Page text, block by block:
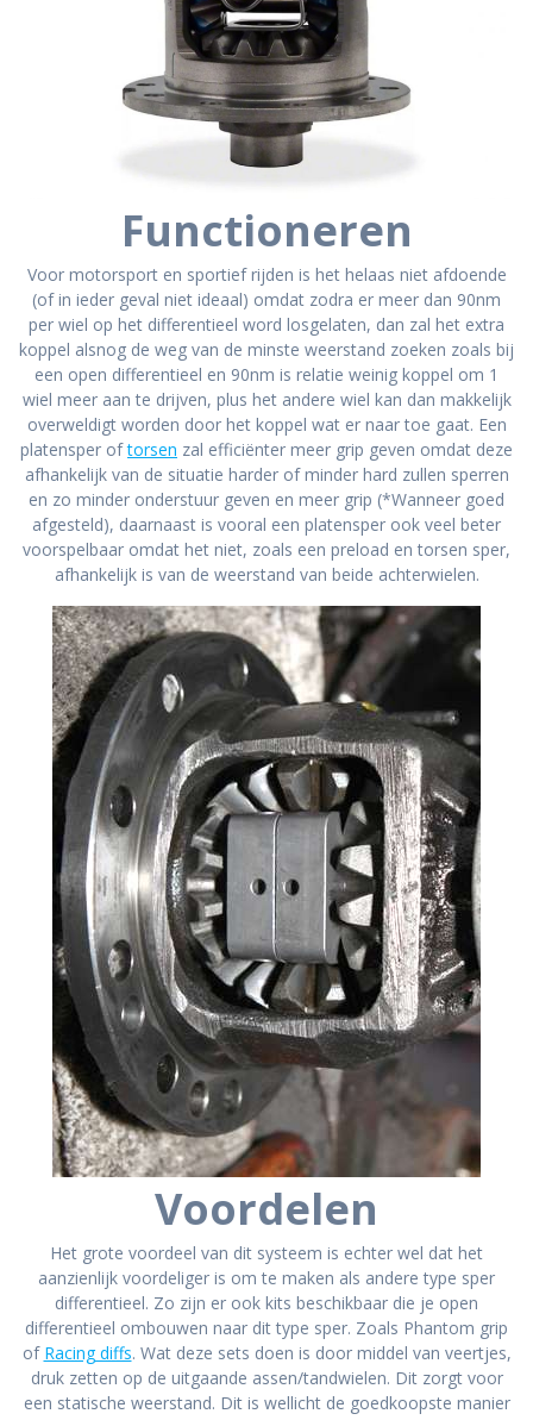
Functioneren
Voor motorsport en sportief rijden is het helaas niet afdoende
(of in ieder geval niet ideaal) omdat zodra er meer dan 90nm
per wiel op het differentieel word losgelaten, dan zal het extra
koppel alsnog de weg van de minste weerstand zoeken zoals bij
een open differentieel en 90nm is relatie weinig koppel om 1
wiel meer aan te drijven, plus het andere wiel kan dan makkelijk
overweldigt worden door het koppel wat er naar toe gaat. Een
platensper oftorsen zal efficiënter meer grip geven omdat deze
afhankelijk van de situatie harder of minder hard zullen sperren
en zo minder onderstuur geven en meer grip (*Wanneer goed
afgesteld), daarnaast is vooral een platensper ook veel beter
voorspelbaar omdat het niet, zoals een preload en torsen sper,
afhankelijk is van de weerstand van beide achterwielen.
Voordelen
Het grote voordeel van dit systeem is echter wel dat het
aanzienlijk voordeliger is om te maken als andere type sper
differentieel. Zo zijn er ook kits beschikbaar die je open
differentieel ombouwen naar dit type sper. Zoals Phantom grip
of Racing diffs. Wat deze sets doen is door middel van veertjes,
druk zetten op de uitgaande assen/tandwielen. Dit zorgt voor
een statische weerstand. Dit is wellicht de goedkoopste manier